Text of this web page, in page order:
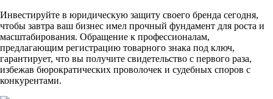
Инвестируйте в юридическую защиту своего бренда сегодня,
чтобы завтра ваш бизнес имел прочный фундамент для роста и
масштабирования. Обращение к профессионалам,
предлагающим регистрацию товарного знака под ключ,
гарантирует, что вы получите свидетельство с первого раза,
избежав бюрократических проволочек и судебных споров с
конкурентами.